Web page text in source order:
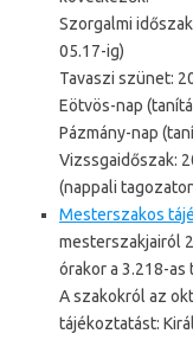
Szorgalmi
05.17-ig)
Tavaszi szünet:
Eötvös-nap
Pázmány-nap
Vizssgaidőszak:
(nappali
Mesterszakos
mesterszakjairól
órakor a 3.218-as
A szakokról az
tájékoztatást: